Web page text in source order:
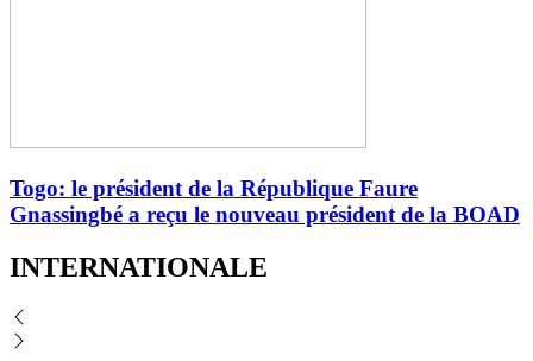
Togo: le président de la République Faure
Gnassingbé a reçu le nouveau président de la BOAD
INTERNATIONALE